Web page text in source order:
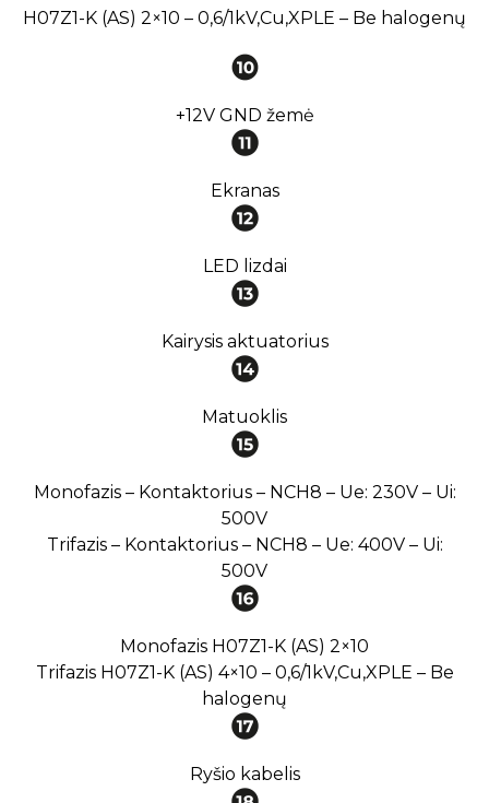
H07Z1-K (AS) 2×10 – 0,6/1kV,Cu,XPLE – Be halogenų
+12V GND žemė
Ekranas
LED lizdai
Kairysis aktuatorius
Matuoklis
Monofazis – Kontaktorius – NCH8 – Ue: 230V – Ui:
500V
Trifazis – Kontaktorius – NCH8 – Ue: 400V – Ui:
500V
Monofazis H07Z1-K (AS) 2×10
Trifazis H07Z1-K (AS) 4×10 – 0,6/1kV,Cu,XPLE – Be
halogenų
Ryšio kabelis